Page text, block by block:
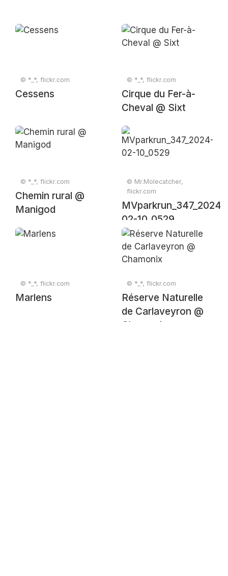
© *_*, flickr.com
Cessens
© *_*, flickr.com
Cirque du Fer-à-
Cheval @ Sixt
© *_*, flickr.com
Chemin rural @
Manigod
© Mr.Molecatcher,
flickr.com
MVparkrun_347_2024-
02-10_0529
© *_*, flickr.com
Marlens
© *_*, flickr.com
Réserve Naturelle
de Carlaveyron @
Chamonix